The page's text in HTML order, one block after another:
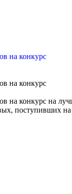
на конкурс
на конкурс
на конкурс на
поступивших на